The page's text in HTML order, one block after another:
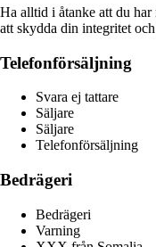
Ha alltid i åtanke att du har
att skydda din integritet
Telefonförsäljning
Svara ej tattare
Säljare
Säljare
Telefonförsäljning
Bedrägeri
Bedrägeri
Varning